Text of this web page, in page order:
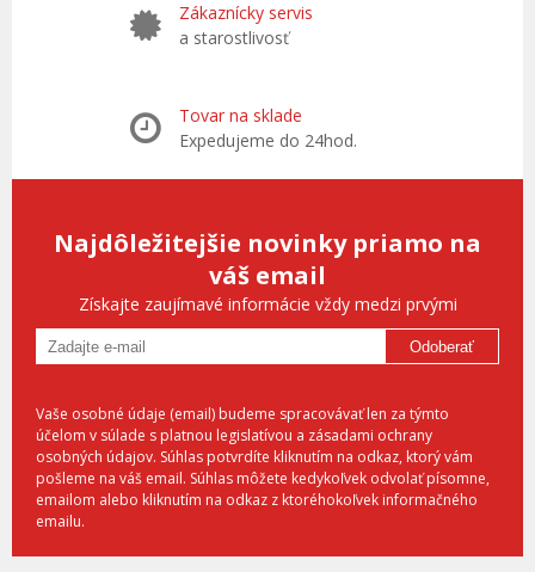
Zákaznícky servis
a starostlivosť
Tovar na sklade
Expedujeme do 24hod.
Najdôležitejšie novinky priamo na
váš email
Získajte zaujímavé informácie vždy medzi prvými
Odoberať
Vaše osobné údaje (email) budeme spracovávať len za týmto
účelom v súlade s platnou legislatívou a zásadami ochrany
osobných údajov. Súhlas potvrdíte kliknutím na odkaz, ktorý vám
pošleme na váš email. Súhlas môžete kedykoľvek odvolať písomne,
emailom alebo kliknutím na odkaz z ktoréhokoľvek informačného
emailu.